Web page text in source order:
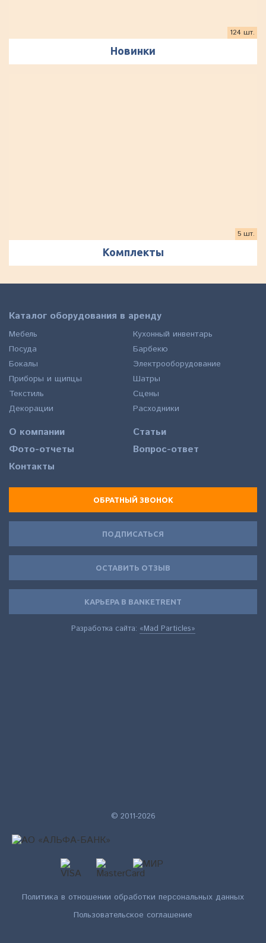
Новинки
124 шт.
Комплекты
5 шт.
Каталог оборудования в аренду
Мебель
Посуда
Бокалы
Приборы и щипцы
Текстиль
Декорации
Кухонный инвентарь
Барбекю
Электрооборудование
Шатры
Сцены
Расходники
О компании
Статьи
Фото-отчеты
Вопрос-ответ
Контакты
ОБРАТНЫЙ ЗВОНОК
ПОДПИСАТЬСЯ
ОСТАВИТЬ ОТЗЫВ
КАРЬЕРА В BANKETRENT
Разработка сайта: «Mad Particles»
© 2011-2026
Политика в отношении обработки персональных данных
Пользовательское соглашение